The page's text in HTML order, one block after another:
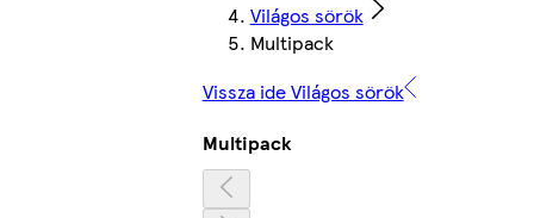
Világos sörök
Multipack
Vissza ide Világos sörök
Multipack